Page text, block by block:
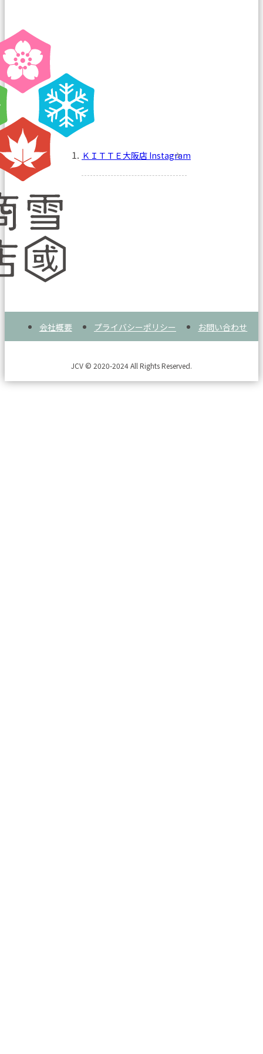
ＫＩＴＴＥ大阪店 Instagram
会社概要 プライバシーポリシー お問い合わせ
JCV © 2020-2024 All Rights Reserved.